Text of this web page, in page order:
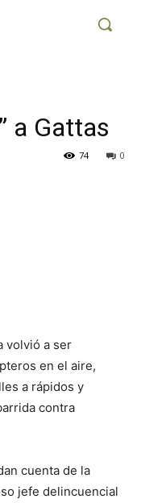
a Gattas
0
74
volvió a ser
en el aire,
a rápidos y
contra
cuenta de la
jefe delincuencial